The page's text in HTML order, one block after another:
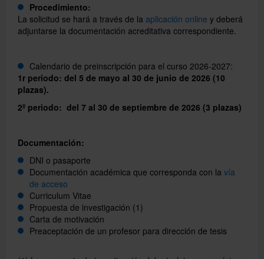
English
Procedimiento:
La solicitud se hará a través de la aplicación online y deberá
adjuntarse la documentación acreditativa correspondiente.
Calendario de preinscripción para el curso 2026-2027:
1r periodo: del 5 de mayo al 30 de junio de 2026 (10
plazas).
2º periodo: del 7 al 30 de septiembre de 2026 (3 plazas)
Documentación:
DNI o pasaporte
Documentación académica que corresponda con la vía
de acceso
Curriculum Vitae
Propuesta de investigación (1)
Carta de motivación
Preaceptación de un profesor para dirección de tesis